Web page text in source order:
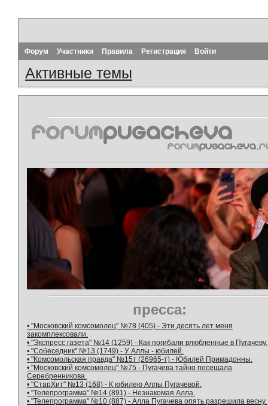
Форум Участники Правила Регистрация Войти
Активные темы
пресса:
• "Московский комсомолец" №78 (405) - Эти десять лет меня
закомплексовали.
• "Экспресс газета" №14 (1259) - Как погибали влюбленные в Пугачеву.
• "Собеседник" №13 (1749) - У Аллы - юбилей.
• "Комсомольская правда" №15т (26965-т) - Юбилей Примадонны.
• "Московский комсомолец" №75 - Пугачева тайно посещала
Серебренникова.
• "СтарХит" №13 (168) - К юбилею Аллы Пугачевой.
• "Телепрограмма" №14 (891) - Незнакомая Алла.
• "Телепрограмма" №10 (887) - Алла Пугачева опять разрешила весну.